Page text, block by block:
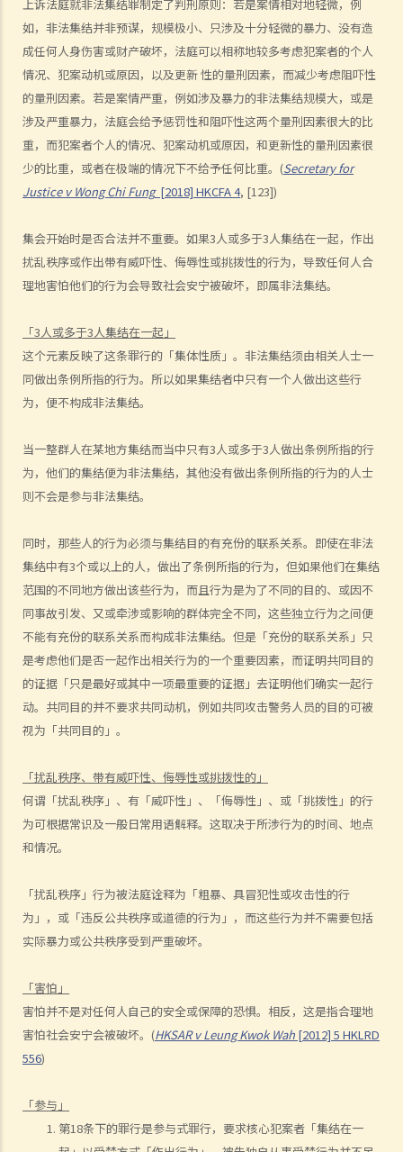
上诉法庭就非法集结罪制定了判刑原则：若是案情相对地轻微，例
如，非法集结并非预谋，规模极小、只涉及十分轻微的暴力、没有造
成任何人身伤害或财产破坏，法庭可以相称地较多考虑犯案者的个人
情况、犯案动机或原因，以及更新 性的量刑因素，而减少考虑阻吓性
的量刑因素。若是案情严重，例如涉及暴力的非法集结规模大，或是
涉及严重暴力，法庭会给予惩罚性和阻吓性这两个量刑因素很大的比
重，而犯案者个人的情况、犯案动机或原因，和更新性的量刑因素很
少的比重，或者在极端的情况下不给予任何比重。(Secretary for
Justice v Wong Chi Fung[2018] HKCFA 4, [123])
集会开始时是否合法并不重要。如果3人或多于3人集结在一起，作出
扰乱秩序或作出带有威吓性、侮辱性或挑拨性的行为，导致任何人合
理地害怕他们的行为会导致社会安宁被破坏，即属非法集结。
「3人或多于3人集结在一起」
这个元素反映了这条罪行的「集体性质」。非法集结须由相关人士一
同做出条例所指的行为。所以如果集结者中只有一个人做出这些行
为，便不构成非法集结。
当一整群人在某地方集结而当中只有3人或多于3人做出条例所指的行
为，他们的集结便为非法集结，其他没有做出条例所指的行为的人士
则不会是参与非法集结。
同时，那些人的行为必须与集结目的有充份的联系关系。即使在非法
集结中有3个或以上的人，做出了条例所指的行为，但如果他们在集结
范围的不同地方做出该些行为，而且行为是为了不同的目的、或因不
同事故引发、又或牵涉或影响的群体完全不同，这些独立行为之间便
不能有充份的联系关系而构成非法集结。但是「充份的联系关系」只
是考虑他们是否一起作出相关行为的一个重要因素，而证明共同目的
的证据「只是最好或其中一项最重要的证据」去证明他们确实一起行
动。共同目的并不要求共同动机，例如共同攻击警务人员的目的可被
视为「共同目的」。
「扰乱秩序、带有威吓性、侮辱性或挑拨性的」
何谓「扰乱秩序」、有「威吓性」、「侮辱性」、或「挑拨性」的行
为可根据常识及一般日常用语解释。这取决于所涉行为的时间、地点
和情况。
「扰乱秩序」行为被法庭诠释为「粗暴、具冒犯性或攻击性的行
为」，或「违反公共秩序或道德的行为」，而这些行为并不需要包括
实际暴力或公共秩序受到严重破坏。
「害怕」
害怕并不是对任何人自己的安全或保障的恐惧。相反，这是指合理地
害怕社会安宁会被破坏。(HKSAR vLeung Kwok Wah [2012] 5 HKLRD
556)
「参与」
第18条下的罪行是参与式罪行，要求核心犯案者「集结在一
1. 私人集会及游行受《公安条例》规管吗？
2. 组织者需要为私人处所（如私家路）举行的集会或游行取得不反对通
知吗？
3. 组织者组织公众集会或游行需要做什么？
4. 警方可否仅仅因为公众集会或游行可能对公众造成不便而发出禁止或
反对的通知？
5. 如果警方已经发出了禁止集会的通知或反对游行的通知，但是人们仍
然参加了相关的机会或游行，参加者是否违法？
7. 如果一个宗教团体打算纯为宗教目的而举行公众游行，该团体是否需
要作出公众游行的意向通知？
8. 如果组织者因估计参加人数将少于50人（公众集会的情况）或30人
人数超出了50人（公众集会的情况）或30人（公众游行的情况），组织
者是否违反了《公安条例》？组织者是否应该停止相关的公众机会或游
行？如果如此，组织者应何时停止公众集会或游行？
10. 《公安条例》是否容许警务人员使用超出合理所需的武力执行该条
例？
A. 公共秩序的罪行
1. 未经批准集结（《公安条例》第17A条）
3. 非法集结（《公安条例》第18条）
4. 暴动（《公安条例》第19条）
5. 殴斗
6. 在公众地方打斗（《公安条例》第25条）
7. 禁止展示旗帜等物的权力 （《公安条例》第3条）
9. 在公众地方造成阻碍（《简易程序治罪条例》第4A条）
10. 进入或逗留在会议厅范围的人的罪行（《立法会（权力及特权）条
例》第20条）
11. 公众滋扰
13. 刑事藐视法庭
14. 煽动意图（《维护国家安全条例》第24条）
B. 涉及攻击性武器及禁制物品的罪行
1. 在公众地方管有攻击性武器（《公安条例》第33条）
2. 有所意图管有攻击性武器等（《简易程序治罪条例》第17条）
3. 制造或管有炸药（《刑事罪行条例》第55条）
4. 炸弹吓诈行为（《公安条例》第28条）
6. 没有除去蒙面物品（《禁止蒙面规例》第5条）
7. 管有枪械及弹药（《火器及弹药条例》第13条）